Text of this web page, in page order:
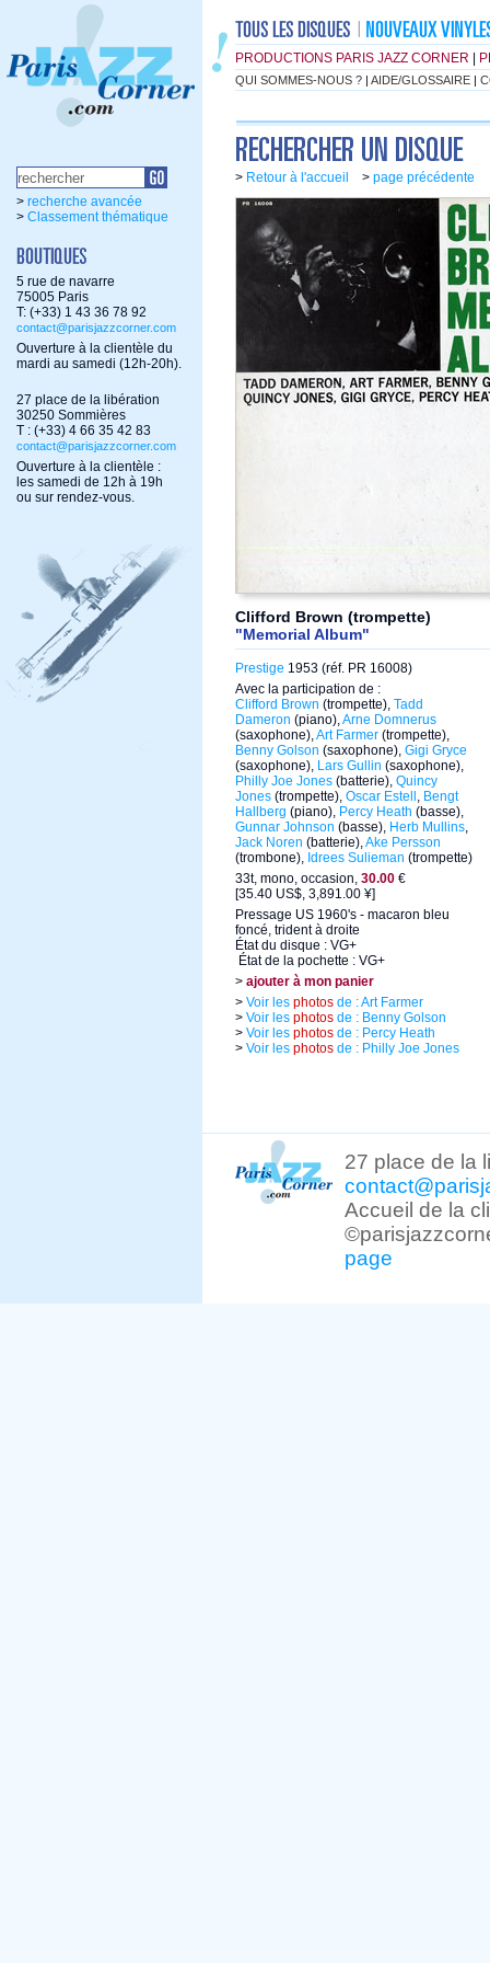
PRODUCTIONS PARIS JAZZ CORNER
QUI SOMMES-NOUS ? | AIDE/GLOSSAIRE |
> recherche avancée
> Classement thématique
5 rue de navarre
75005 Paris
T: (+33) 1 43 36 78 92
contact@parisjazzcorner.com
Ouverture à la clientèle du
mardi au samedi (12h-20h).
27 place de la libération
30250 Sommières
T : (+33) 4 66 35 42 83
contact@parisjazzcorner.com
Ouverture à la clientèle :
les samedi de 12h à 19h
ou sur rendez-vous.
> Retour à l'accueil > page précédente
Clifford Brown (trompette)
"Memorial Album"
Prestige 1953 (réf. PR 16008)
Avec la participation de :
Clifford Brown (trompette), Tadd
Dameron (piano),Arne Domnerus
(saxophone),Art Farmer (trompette),
Benny Golson (saxophone), Gigi Gryce
(saxophone), Lars Gullin (saxophone),
Philly Joe Jones (batterie), Quincy
Jones (trompette), Oscar Estell , Bengt
Hallberg (piano), Percy Heath (basse),
Gunnar Johnson (basse), Herb Mullins,
Jack Noren (batterie),Ake Persson
(trombone), Idrees Sulieman (trompette)
33t, mono, occasion, 30.00 €
[35.40 US$, 3,891.00 ¥]
Pressage US 1960's - macaron bleu
foncé, trident à droite
État du disque : VG+
État de la pochette : VG+
> ajouter à mon panier
> Voir les photos de : Art Farmer
> Voir les photos de : Benny Golson
> Voir les photos de : Percy Heath
> Voir les photos de : Philly Joe Jones
27 place de la
Accueil de la
page